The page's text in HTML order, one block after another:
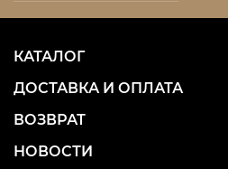
КАТАЛОГ
ДОСТАВКА И ОПЛАТА
ВОЗВРАТ
НОВОСТИ